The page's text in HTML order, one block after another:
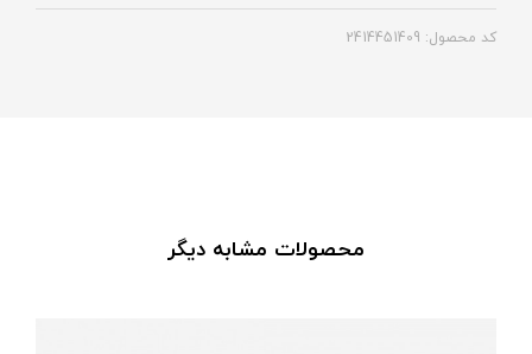
کد محصول: 2414451409
محصولات مشابه دیگر